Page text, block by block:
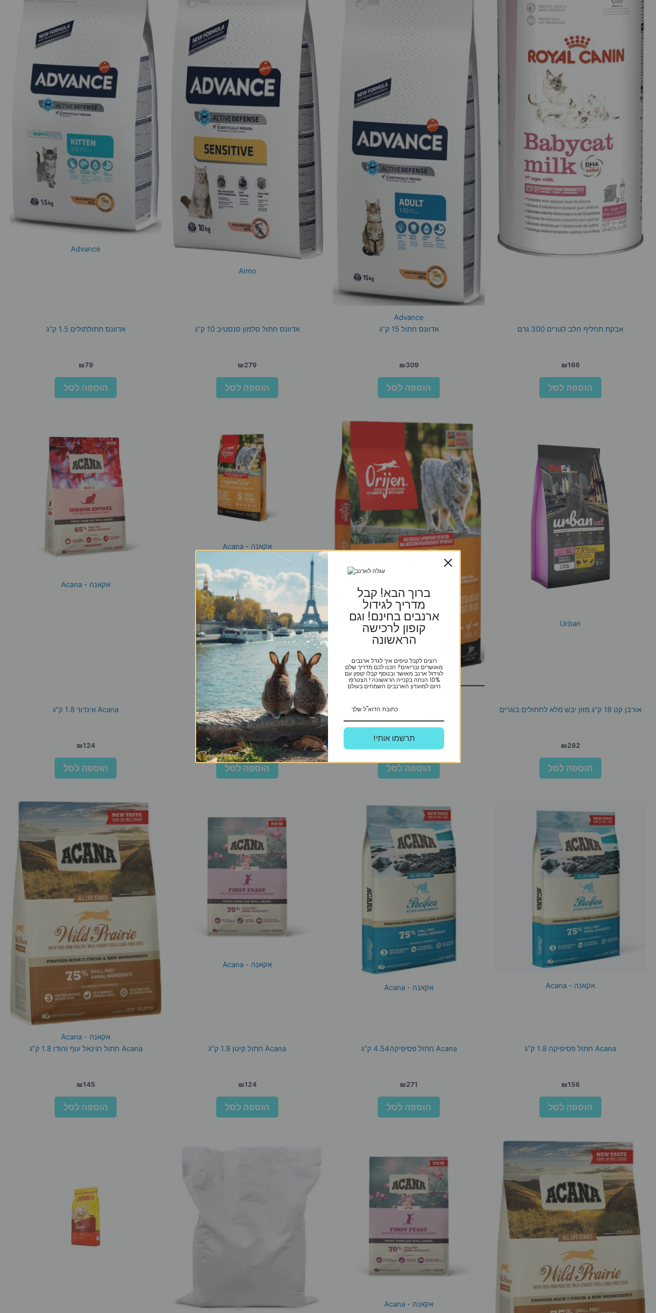
אבקת תחליף חלב לגורים 300 גרם
₪166
הוספה לסל
Advance
אדוונס חתול 15 ק”ג
₪309
הוספה לסל
Almo
אדוונס חתול סלמון סנסטיב 10 ק”ג
₪279
הוספה לסל
Advance
אדוונס חתולתולים 1.5 ק”ג
₪79
הוספה לסל
Urban
אורבן קט 18 ק”ג מזון יבש מלא לחתולים בוגרים
₪282
הוספה לסל
אוריגן חתול עוף ודגים 5.4 ק”ג
הוספה לסל
אקאנה - Acana
אוריגן חתול וחתלתולים 17 ק”ג
₪712
הוספה לסל
אקאנה - Acana
Acana אינדור 1.8 ק”ג
₪124
הוספה לסל
אקאנה - Acana
Acana חתול פסיפיקה 1.8 ק”ג
₪156
הוספה לסל
אקאנה - Acana
Acana חתול פסיפיקה4.54 ק”ג
₪271
הוספה לסל
אקאנה - Acana
Acana חתול קיטן 1.8 ק”ג
₪124
הוספה לסל
אקאנה - Acana
Acana חתול רגינאל עוף והודו 1.8 ק”ג
₪145
הוספה לסל
אקאנה - Acana
ברוך הבא! קבל
מדריך לגידול
ארנבים בחינם! וגם
קופון לרכישה
הראשונה
רוצים לקבל טיפים איך לגדל ארנבים
מאושרים ובריאים? הכנו לכם מדריך שלם
לגידול ארנב מאושר ובנוסף קבלו קופון עם
10% הנחה בקנייה הראשונה ! הצטרפו
היום למועדון הארנבים השמחים בעולם
!תרשמו אותי